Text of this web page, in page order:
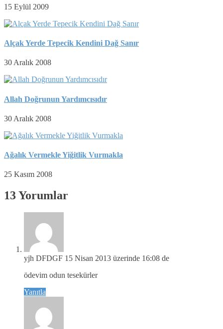
15 Eylül 2009
Alçak Yerde Tepecik Kendini Dağ Sanır
30 Aralık 2008
Allah Doğrunun Yardımcısıdır
30 Aralık 2008
Ağalık Vermekle Yiğitlik Vurmakla
25 Kasım 2008
13 Yorumlar
yjh DFDGF 15 Nisan 2013 üzerinde 16:08 de
ödevim odun tesekürler
Yanıtla